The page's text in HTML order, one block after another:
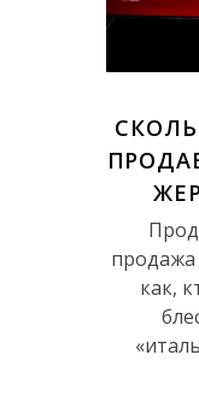
как,